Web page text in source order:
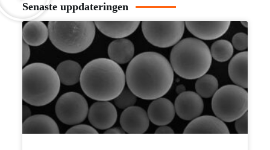
Senaste uppdateringen